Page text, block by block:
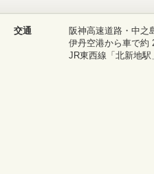
交通
阪神高速道路・中之
伊丹空港から車で約
JR東西線「北新地